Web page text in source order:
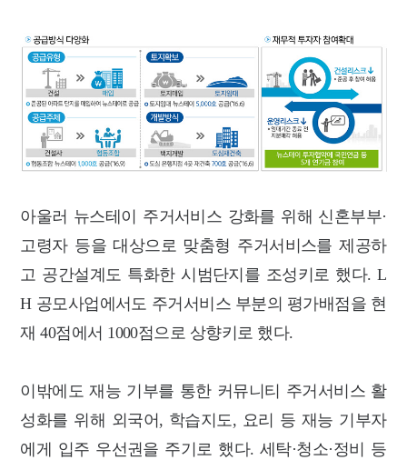
아울러 뉴스테이 주거서비스 강화를 위해 신혼부부·
고령자 등을 대상으로 맞춤형 주거서비스를 제공하
고 공간설계도 특화한 시범단지를 조성키로 했다. L
H 공모사업에서도 주거서비스 부분의 평가배점을 현
재 40점에서 1000점으로 상향키로 했다.
이밖에도 재능 기부를 통한 커뮤니티 주거서비스 활
성화를 위해 외국어, 학습지도, 요리 등 재능 기부자
에게 입주 우선권을 주기로 했다. 세탁·청소·정비 등